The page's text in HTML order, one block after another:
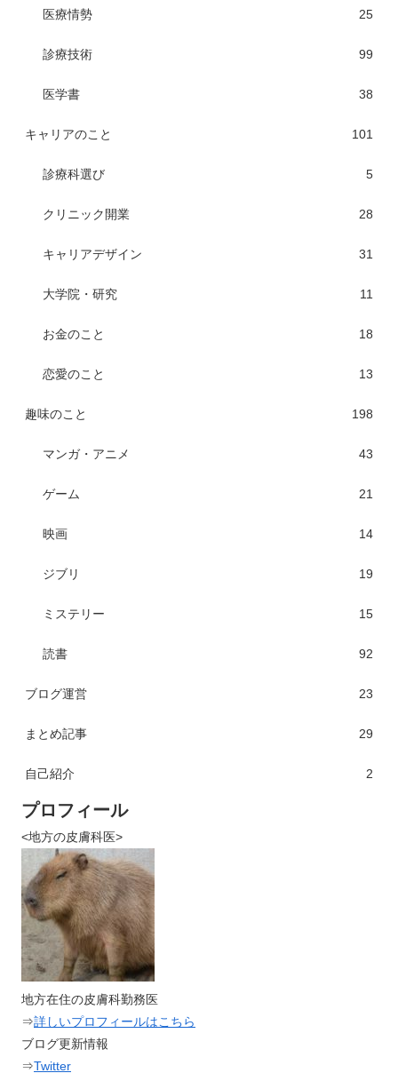
医療情勢 25
診療技術 99
医学書 38
キャリアのこと 101
診療科選び 5
クリニック開業 28
キャリアデザイン 31
大学院・研究 11
お金のこと 18
恋愛のこと 13
趣味のこと 198
マンガ・アニメ 43
ゲーム 21
映画 14
ジブリ 19
ミステリー 15
読書 92
ブログ運営 23
まとめ記事 29
自己紹介 2
プロフィール
<地方の皮膚科医>
地方在住の皮膚科勤務医
⇒詳しいプロフィールはこちら
ブログ更新情報
⇒Twitter